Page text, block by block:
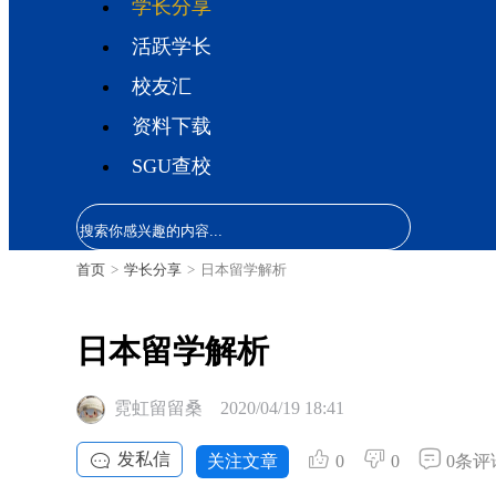
学长分享
活跃学长
校友汇
资料下载
SGU查校
首页 > 学长分享 > 日本留学解析
日本留学解析
霓虹留留桑 2020/04/19 18:41
发私信 关注文章 0 0 0条评